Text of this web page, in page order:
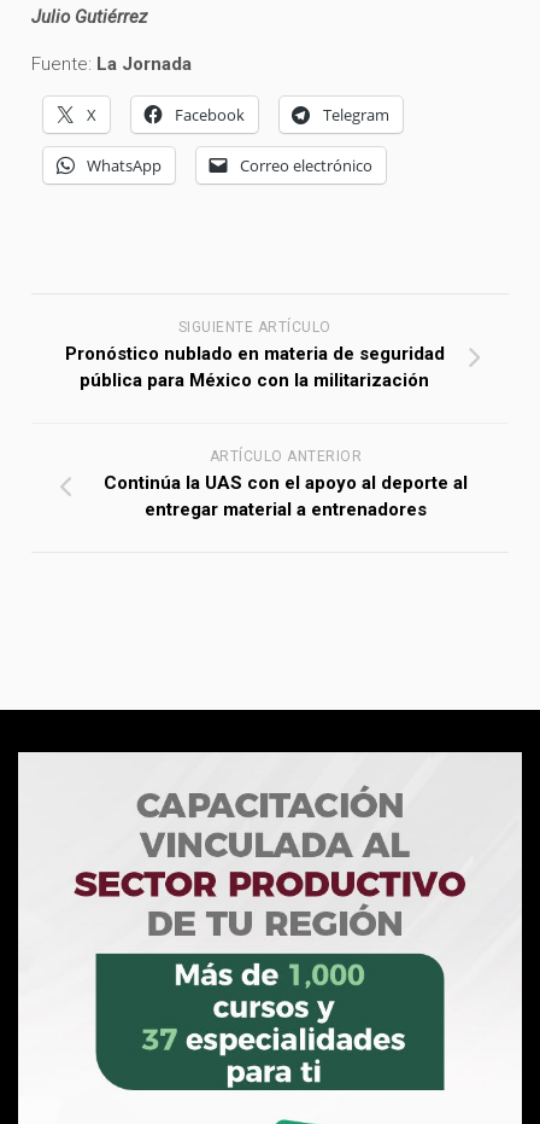
Julio Gutiérrez
Fuente: La Jornada
X Facebook Telegram
WhatsApp Correo electrónico
SIGUIENTE ARTÍCULO
Pronóstico nublado en materia de seguridad
pública para México con la militarización
ARTÍCULO ANTERIOR
Continúa la UAS con el apoyo al deporte al
entregar material a entrenadores